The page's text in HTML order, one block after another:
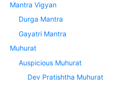
Mantra Vigyan
Durga Mantra
Gayatri Mantra
Muhurat
Auspicious Muhurat
Dev Pratishtha Muhurat